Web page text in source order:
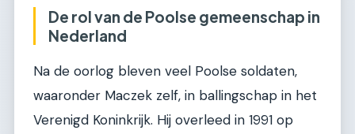
De rol van de Poolse gemeenschap in
Nederland
Na de oorlog bleven veel Poolse soldaten,
waaronder Maczek zelf, in ballingschap in het
Verenigd Koninkrijk. Hij overleed in 1991 op